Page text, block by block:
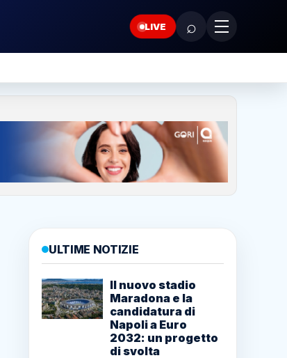
LIVE ⌕
ULTIME NOTIZIE
Il nuovo stadio
Maradona e la
candidatura di
Napoli a Euro
2032: un progetto
di svolta